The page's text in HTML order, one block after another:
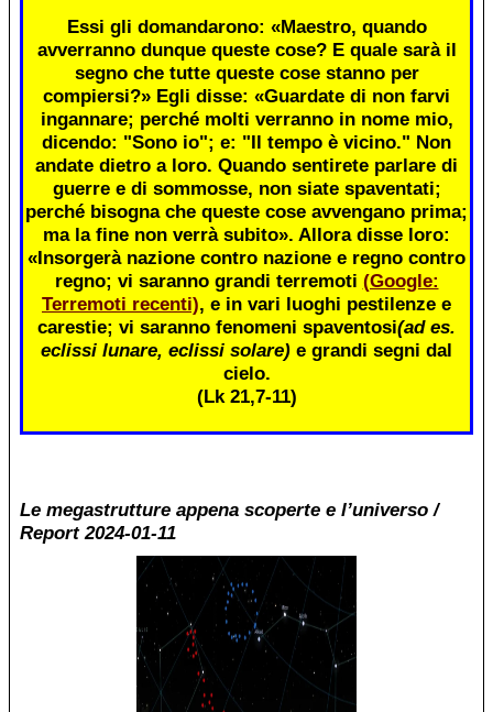
Essi gli domandarono: «Maestro, quando
avverranno dunque queste cose? E quale sarà il
segno che tutte queste cose stanno per
compiersi?» Egli disse: «Guardate di non farvi
ingannare; perché molti verranno in nome mio,
dicendo: "Sono io"; e: "Il tempo è vicino." Non
andate dietro a loro. Quando sentirete parlare di
guerre e di sommosse, non siate spaventati;
perché bisogna che queste cose avvengano prima;
ma la fine non verrà subito». Allora disse loro:
«Insorgerà nazione contro nazione e regno contro
regno; vi saranno grandi terremoti (Google:
Terremoti recenti), e in vari luoghi pestilenze e
carestie; vi saranno fenomeni spaventosi(ad es.
eclissi lunare, eclissi solare) e grandi segni dal
cielo.
(Lk 21,7-11)
Le megastrutture appena scoperte e l’universo /
Report 2024-01-11